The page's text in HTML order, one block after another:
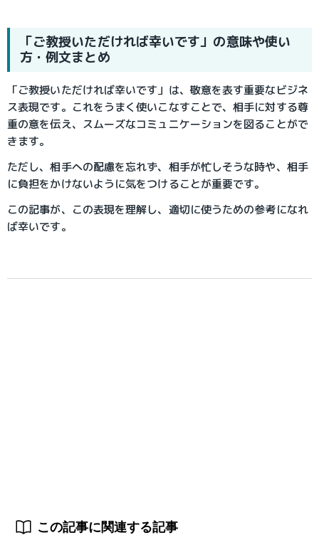
「ご教授いただければ幸いです」の意味や使い
方・例文まとめ
「ご教授いただければ幸いです」は、敬意を表す重要なビジネ
ス表現です。これをうまく使いこなすことで、相手に対する尊
重の意を伝え、スムーズなコミュニケーションを図ることがで
きます。
ただし、相手への配慮を忘れず、相手が忙しそうな時や、相手
に負担をかけないように気をつけることが重要です。
この記事が、この表現を理解し、適切に使うための参考になれ
ば幸いです。
この記事に関連する記事